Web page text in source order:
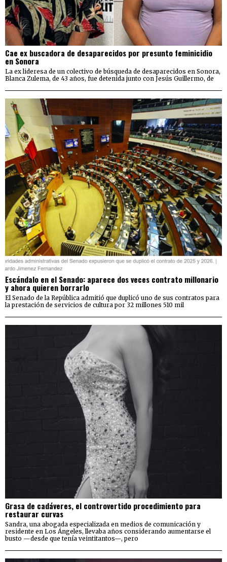
Cae ex buscadora de desaparecidos por presunto feminicidio
en Sonora
La ex lideresa de un colectivo de búsqueda de desaparecidos en Sonora,
Blanca Zulema, de 43 años, fue detenida junto con Jesús Guillermo, de
Escándalo en el Senado: aparece dos veces contrato millonario
y ahora quieren borrarlo
El Senado de la República admitió que duplicó uno de sus contratos para
la prestación de servicios de cultura por 32 millones 510 mil
Grasa de cadáveres, el controvertido procedimiento para
restaurar curvas
Sandra, una abogada especializada en medios de comunicación y
residente en Los Ángeles, llevaba años considerando aumentarse el
busto —desde que tenía veintitantos—, pero